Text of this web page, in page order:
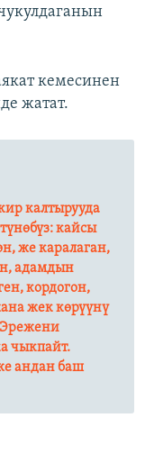
кемесинен
жатат.
калтырууда
кайсы
же каралаган,
адамдын
кордогон,
жек көрүүнү
Эрежени
чыкпайт.
андан баш